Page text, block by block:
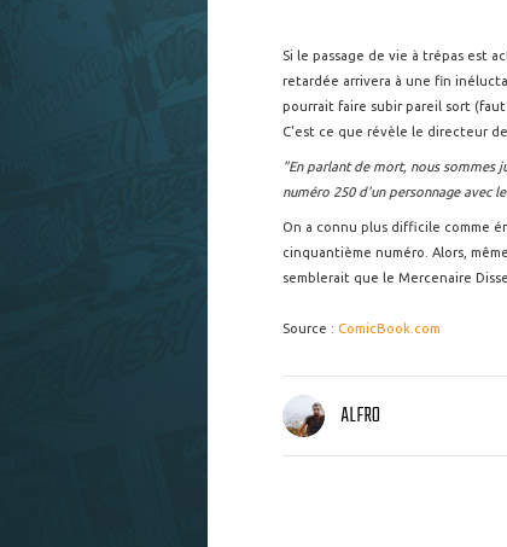
Si le passage de vie à trépas est
retardée arrivera à une fin
pourrait faire subir pareil sort
C'est ce que révèle le directeur
"En parlant de mort, nous sommes
numéro 250 d'un personnage avec
On a connu plus difficile comme
cinquantième numéro. Alors,
semblerait que le Mercenaire
Source : ComicBook.com
ALFRO